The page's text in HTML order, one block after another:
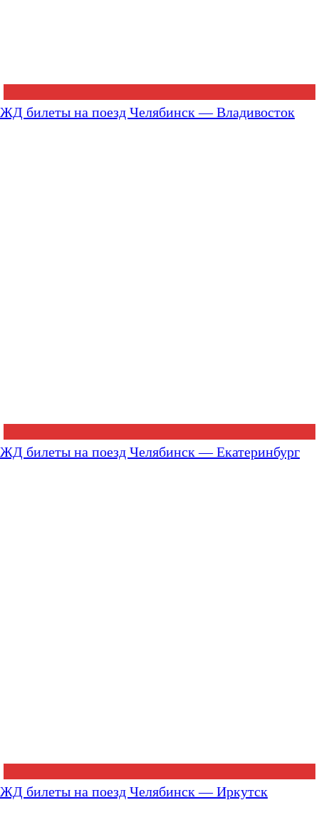
ЖД билеты на поезд Челябинск — Владивосток
ЖД билеты на поезд Челябинск — Екатеринбург
ЖД билеты на поезд Челябинск — Иркутск